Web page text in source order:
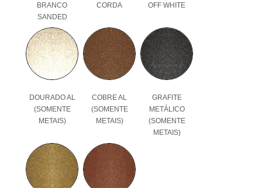
BRANCO
SANDED
CORDA OFF WHITE
DOURADO AL
(SOMENTE
METAIS)
COBRE AL
(SOMENTE
METAIS)
GRAFITE
METÁLICO
(SOMENTE
METAIS)